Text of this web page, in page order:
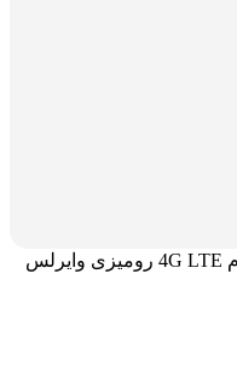
محصولات برچسب خورده “مودم 4G LTE رومیزی وایرلس